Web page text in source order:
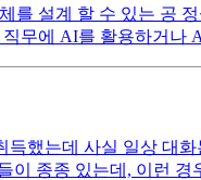
설계 할 수 있는 공
무에 AI를 활용하거나
했는데 사실 일상 대
종종 있는데, 이런